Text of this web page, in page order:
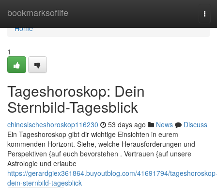
bookmarksoflife
Home
Home
1
Tageshoroskop: Dein
Sternbild-Tagesblick
chinesischeshoroskop116230 53 days ago News
Discuss
Ein Tageshoroskop gibt dir wichtige Einsichten in eurem
kommenden Horizont. Siehe, welche Herausforderungen und
Perspektiven {auf euch bevorstehen . Vertrauen {auf unsere
Astrologie und erlaube
https://gerardgiex361864.buyoutblog.com/41691794/
dein-sternbild-tagesblick